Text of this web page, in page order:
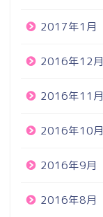
2017年1月
2016年12月
2016年11月
2016年10月
2016年9月
2016年8月